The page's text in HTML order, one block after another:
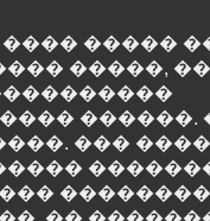
�����
�����,
������.
���